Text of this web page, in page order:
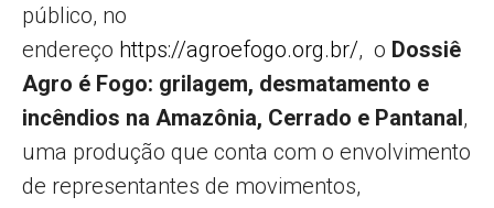
público, no
endereço https://agroefogo.org.br/, o Dossiê
Agro é Fogo: grilagem, desmatamento e
incêndios na Amazônia, Cerrado e Pantanal,
uma produção que conta com o envolvimento
de representantes de movimentos,